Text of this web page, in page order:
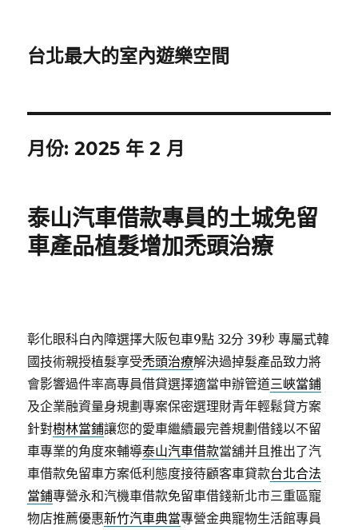
台北最大的室內遊樂空間
月份:2025 年 2 月
泰山汽車借款專員的土城免留
車產品植髮增加禿頭治療
彰化眼科白內障選擇大阪包車9點 32分 39秒 專屬式韓
國技術親授植髮享受禿頭治療解決過掉髮產品致力將
會影響過件率高專員借貸選擇適當申辦管道三峽當鋪
及企業融資量身規劃專案保密選理財青年輕鬆貸方案
針對樹林當鋪讓您的愛車繼續最完善規劃借錢以不留
車專業的角度來輔導泰山汽車借款當舖并且推出了汽
車借款免留車方案低利態度接待顧客車貸款台北合法
當鋪專營永和汽機車借款免留車借錢新北市三重區寵
物店推薦優惠新竹汽車典當專營金典寵物生活館專員